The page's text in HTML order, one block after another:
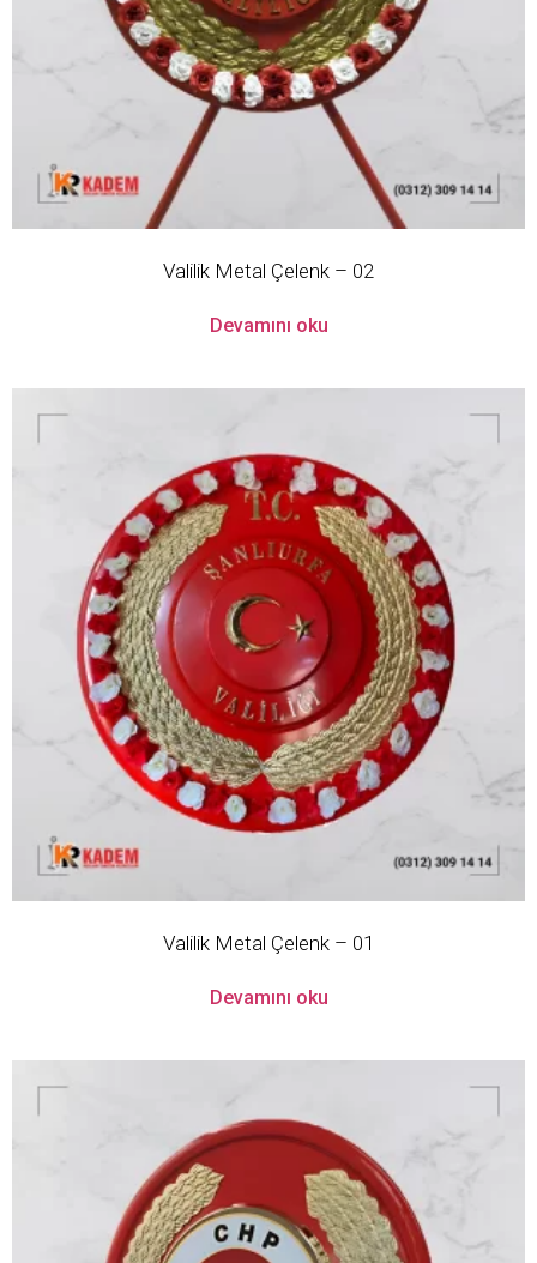
Valilik Metal Çelenk – 02
Devamını oku
Valilik Metal Çelenk – 01
Devamını oku